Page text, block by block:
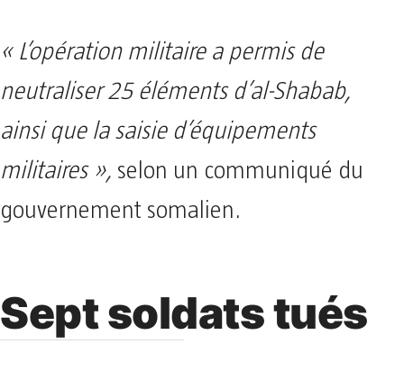
« L’opération militaire a permis de
neutraliser 25 éléments d’al-Shabab,
ainsi que la saisie d’équipements
militaires », selon un communiqué du
gouvernement somalien.
Sept soldats tués